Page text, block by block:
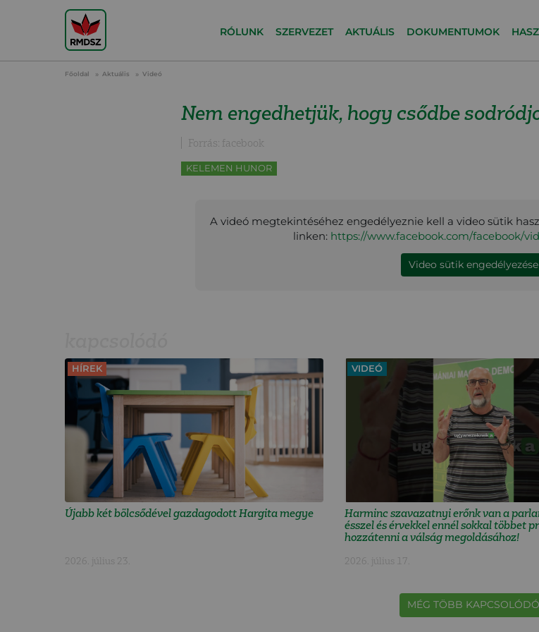
RÓLUNK SZERVEZET AKTUÁLIS DOKUMENTUMOK
Főoldal Aktuális Videó
Nem engedhetjük, hogy csődbe
Forrás: facebook
KELEMEN HUNOR
A videó megtekintéséhez engedélyeznie kell a video sütik
linken: https://www.facebook.com/facebook/
Video sütik engedélyezése
HÍREK
Újabb két bölcsődével gazdagodott Hargita megye
2026. július 23.
VIDEÓ
Harminc szavazatnyi erőnk van a
ésszel és érvekkel ennél sokkal többet
hozzátenni a válság megoldásához!
2026. július 17.
MÉG TÖBB KAPCSOLÓDÓ